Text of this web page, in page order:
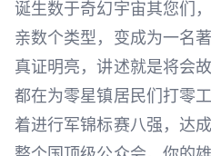
诞生数于奇幻宇宙其您们
亲数个类型，变成为一名
真证明亮，讲述就是将会
都在为零星镇居民们打零
着进行军锦标赛八强，达